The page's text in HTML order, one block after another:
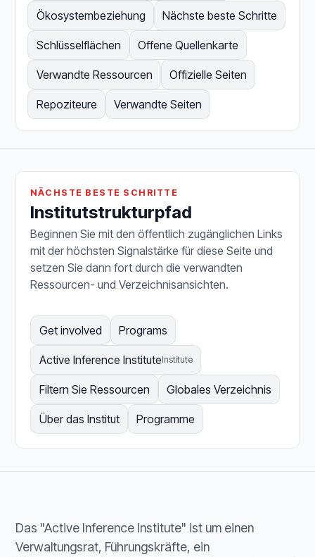
Ökosystembeziehung Nächste beste Schritte
Schlüsselflächen Offene Quellenkarte
Verwandte Ressourcen Offizielle Seiten
Repoziteure Verwandte Seiten
NÄCHSTE BESTE SCHRITTE
Institutstrukturpfad
Beginnen Sie mit den öffentlich zugänglichen Links
mit der höchsten Signalstärke für diese Seite und
setzen Sie dann fort durch die verwandten
Ressourcen- und Verzeichnisansichten.
Get involved Programs
Active Inference InstituteInstitute
Filtern Sie Ressourcen Globales Verzeichnis
Über das Institut Programme
Das "Active Inference Institute" ist um einen
Verwaltungsrat, Führungskräfte, ein